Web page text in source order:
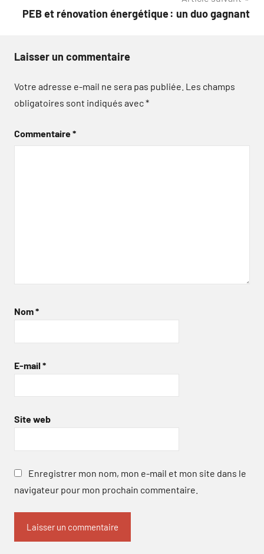
PEB et rénovation énergétique : un duo gagnant
Laisser un commentaire
Votre adresse e-mail ne sera pas publiée. Les champs
obligatoires sont indiqués avec*
Commentaire*
Nom*
E-mail *
Site web
Enregistrer mon nom, mon e-mail et mon site dans le
navigateur pour mon prochain commentaire.